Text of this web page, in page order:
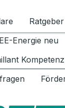
Ratgeber
EE-Energie neu